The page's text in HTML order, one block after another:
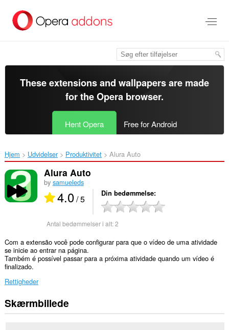
hovedindhold
These extensions and wallpapers are made
for theOpera browser.
Hent Opera Free for Android
Hjem Udvidelser Produktivitet Alura Auto‎
Alura Auto
by samueleds
4.0/ 5 Din bedømmelse
Antal bedømmelser i alt:2
Com a extensão você pode configurar para que o vídeo de uma atividade
se inicie ao entrar na página.
Também é possível passar para a próxima atividade quando um vídeo é
finalizado.
Rettigheder
Denne
udvidelse
Skærmbillede